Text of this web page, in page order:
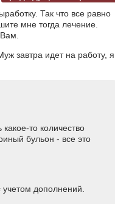
Так что все равно
мне тогда лечение.
завтра идет на работу, я
то количество
бульон - все это
дополнений.